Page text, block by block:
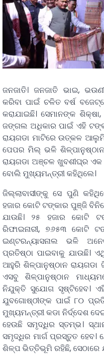
ଜନଜାତି। ଜନଜାତି ଭାଇ,
କରିବା ପାଇଁ ଚଳିତ ବର୍ଷ
କରାଯାଇଛି। ସେମାନଙ୍କ
ଜଙ୍ଗଲ ଅଧିକାର ପାଇଁ ଏହି
ରାୟଗଡା ମାଟିରେ ଉତ୍କଳ
ପେପର ମିଲ୍ ଭଳି
ରାୟଗଡା ଅଞ୍ଚଳ ଖୁବଶୀଘ୍ର
ବୋଲି ମୁଖ୍ୟମନ୍ତ୍ରୀ କହିଥିଲେ।
ଜିଲ୍ଲାବାସୀଙ୍କୁ ସେ ପୁଣି
ହଜାର କୋଟି ଟଙ୍କାର ପୁଞ୍ଜି
ଯାଉଛି। ୨୫ ହଜାର କୋଟି
ରିଫାଇନାରୀ, ୭୬୫୩ କୋଟି
ଇଣ୍ଟରନ୍ୟାସନାଲ ଭଳି
ପ୍ରତିଷ୍ଠା ପାଇବାକୁ ଯାଉଛି।
ଆହୁରି ଶିଳ୍ପାନୁଷ୍ଠାନ ରାୟଗଡା
ଏସବୁ ଶିଳ୍ପାନୁଷ୍ଠାନ
ନିଯୁକ୍ତି ସୁଯୋଗ ସୃଷ୍ଟିହେବ।
ଯୁବଗୋଷ୍ଠୀଙ୍କ ପାଇଁ ୮୦
ମୁଖ୍ୟମନ୍ତ୍ରୀ କଡା ନିର୍ଦ୍ଦେଶ
ହେଉଛି ସମୃଦ୍ଧିର ସ୍ତମ୍ଭ।
ସମୃଦ୍ଧିର ମାର୍ଗ ପ୍ରସ୍ତୁତ ହେବ।
ଶିଳ୍ପ ଭିତ୍ତିଭୂମି ରହିଛି, ସେଠାରେ